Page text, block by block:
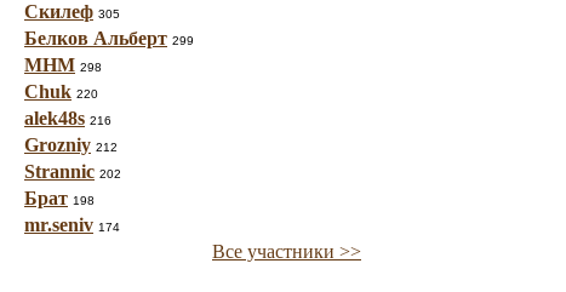
Скилеф 305
Белков Альберт 299
МНМ 298
Chuk 220
alek48s 216
Grozniy 212
Strannic 202
Брат 198
mr.seniv 174
Все участники >>